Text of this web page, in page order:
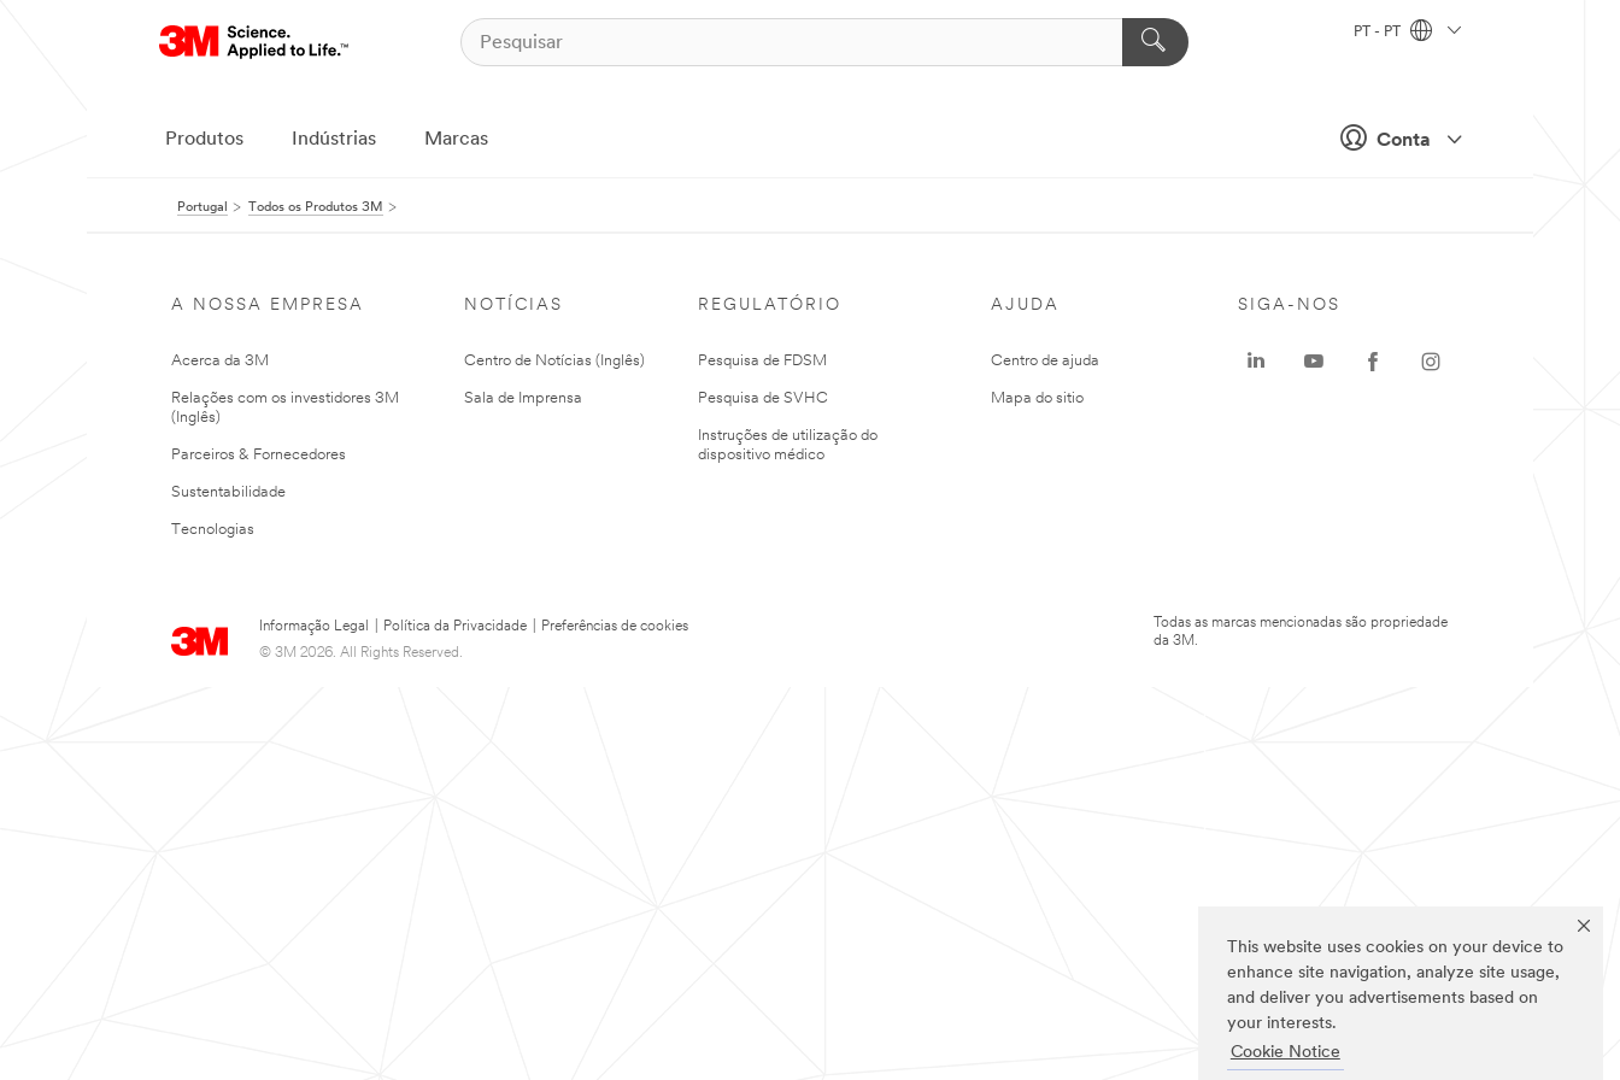
This website uses cookies on your device to
enhance site navigation, analyze site usage,
and deliver you advertisements based on
your interests.
Cookie Notice
Conta
PT - PT
Produtos Indústrias Marcas
Portugal Todos os Produtos 3M
A NOSSA EMPRESA
Acerca da 3M
Relações com os investidores 3M
(Inglês)
Parceiros & Fornecedores
Sustentabilidade
Tecnologias
NOTÍCIAS
Centro de Notícias (Inglês)
Sala de Imprensa
REGULATÓRIO
Pesquisa de FDSM
Pesquisa de SVHC
Instruções de utilização do
dispositivo médico
AJUDA
Centro de ajuda
Mapa do sitio
Informação Legal Política da Privacidade
Preferências de cookies
© 3M 2026. All Rights Reserved.
SIGA-NOS
Todas as marcas mencionadas são propriedade
da 3M.